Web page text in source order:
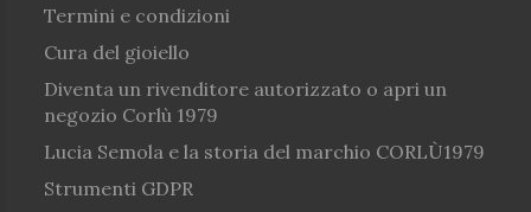
Termini e condizioni
Cura del gioiello
Diventa un rivenditore autorizzato o apri un
negozio Corlù 1979
Lucia Semola e la storia del marchio CORLÙ1979
Strumenti GDPR